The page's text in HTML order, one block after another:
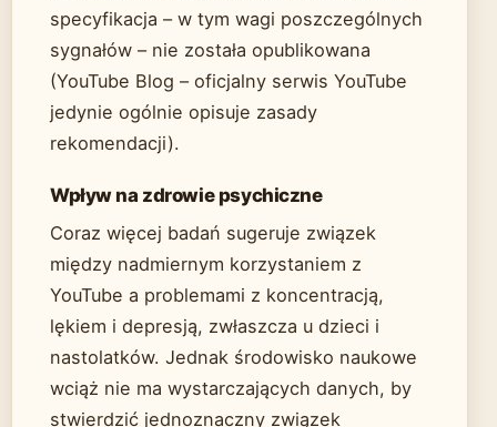
specyfikacja – w tym wagi poszczególnych
sygnałów – nie została opublikowana
(YouTube Blog – oficjalny serwis YouTube
jedynie ogólnie opisuje zasady
rekomendacji).
Wpływ na zdrowie psychiczne
Coraz więcej badań sugeruje związek
między nadmiernym korzystaniem z
YouTube a problemami z koncentracją,
lękiem i depresją, zwłaszcza u dzieci i
nastolatków. Jednak środowisko naukowe
wciąż nie ma wystarczających danych, by
stwierdzić jednoznaczny związek